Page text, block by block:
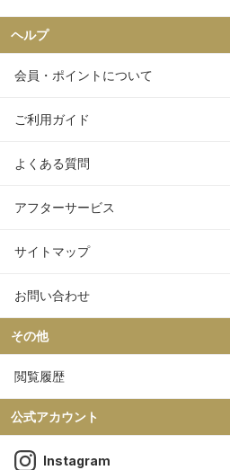
ヘルプ
会員・ポイントについて
ご利用ガイド
よくある質問
アフターサービス
サイトマップ
お問い合わせ
その他
閲覧履歴
公式アカウント
Instagram